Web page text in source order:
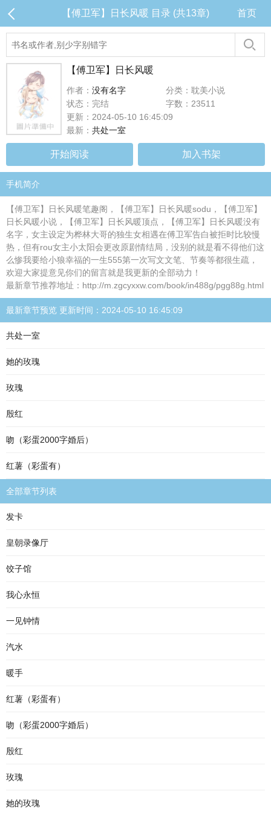
【傅卫军】日长风暖 目录 (共13章) 首页
【傅卫军】日长风暖
作者： 没有名字
分类：耽美小说
状态：完结
字数：23511
更新：2024-05-10 16:45:09
最新： 共处一室
开始阅读 加入书架
手机简介
【傅卫军】日长风暖笔趣阁，【傅卫军】日长风暖sodu，【傅卫军】
日长风暖小说，【傅卫军】日长风暖顶点，【傅卫军】日长风暖没有
名字，女主设定为桦林大哥的独生女相遇在傅卫军告白被拒时比较慢
热，但有rou女主小太阳会更改原剧情结局，没别的就是看不得他们这
么惨我要给小狼幸福的一生555第一次写文文笔、节奏等都很生疏，
欢迎大家提意见你们的留言就是我更新的全部动力！
最新章节推荐地址：http://m.zgcyxxw.com/book/in488g/pgg88g.html
最新章节预览 更新时间：2024-05-10 16:45:09
共处一室
她的玫瑰
玫瑰
殷红
吻（彩蛋2000字婚后）
红薯（彩蛋有）
全部章节列表
发卡
皇朝录像厅
饺子馆
我心永恒
一见钟情
汽水
暖手
红薯（彩蛋有）
吻（彩蛋2000字婚后）
殷红
玫瑰
她的玫瑰